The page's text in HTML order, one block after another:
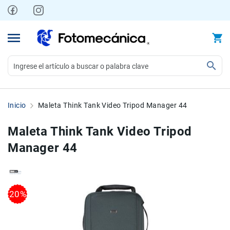
contenido
Videocámaras
Compactas
y
semiprofesionales
Deportes
Monitores
Accesorios
Inicio Maleta Think Tank Video Tripod Manager 44
Maleta Think Tank Video Tripod
Manager 44
Skip
to
Skip
to
20%